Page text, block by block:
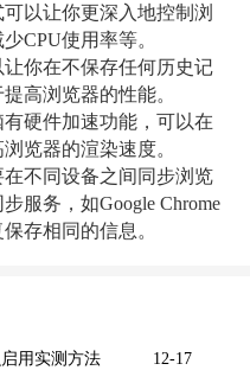
以让你更深入地控制浏
CPU使用率等。
你在不保存任何历史记
高浏览器的性能。
硬件加速功能，可以在
览器的渲染速度。
不同设备之间同步浏览
服务，如Google Chrome
存相同的信息。
用实测方法 12-17